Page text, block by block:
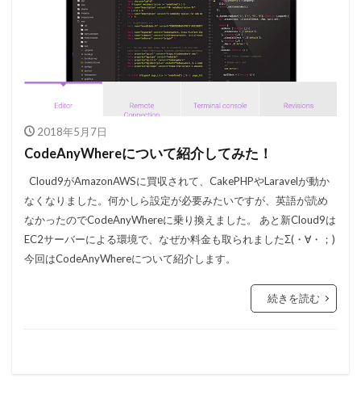
2018年5月7日
CodeAnyWhereについて紹介してみた！
Cloud9がAmazonAWSに買収されて、CakePHPやLaravelが動か
なくなりました。何かしら設定が必要みたいですが、英語が読め
なかったのでCodeAnyWhereに乗り換えました。 あと新Cloud9は
EC2サーバーによる環境で、なぜか料金も取られましたΣ(・∀・；)
今回はCodeAnyWhereについて紹介します。
続きを読む